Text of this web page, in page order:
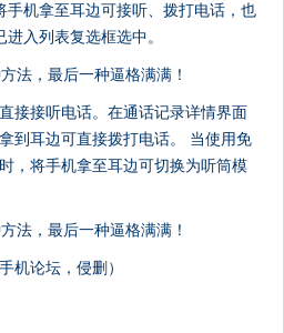
手机拿至耳边可接听、拨打电话，也
入列表复选框选中。
接接听电话。在通话记录详情界面
到耳边可直接拨打电话。 当使用免
，将手机拿至耳边可切换为听筒模
机论坛，侵删）